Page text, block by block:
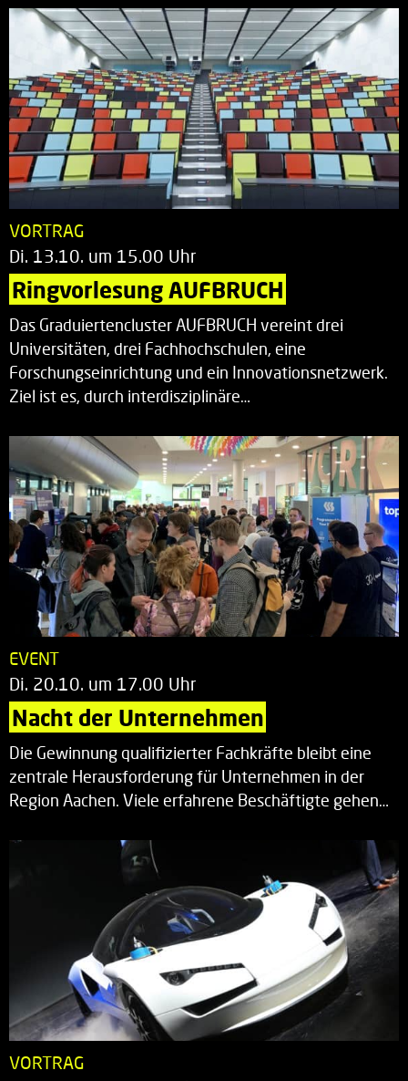
VORTRAG
Di. 13.10. um 15.00 Uhr
Ringvorlesung AUFBRUCH
Das Graduiertencluster AUFBRUCH vereint drei
Universitäten, drei Fachhochschulen, eine
Forschungseinrichtung und ein Innovationsnetzwerk.
Ziel ist es, durch interdisziplinäre…
EVENT
Di. 20.10. um 17.00 Uhr
Nacht der Unternehmen
Die Gewinnung qualifizierter Fachkräfte bleibt eine
zentrale Herausforderung für Unternehmen in der
Region Aachen. Viele erfahrene Beschäftigte gehen…
VORTRAG